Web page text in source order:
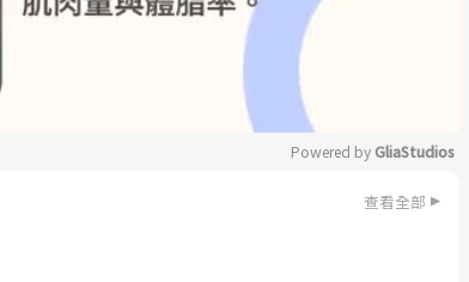
Powered by GliaStudios
查看全部